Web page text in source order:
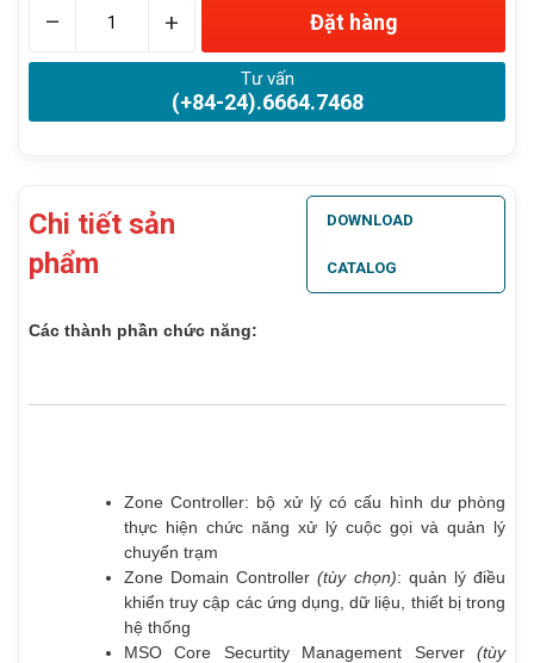
– + Đặt hàng
Tư vấn
(+84-24).6664.7468
Chi tiết sản
phẩm
DOWNLOAD
CATALOG
Các thành phần chức năng:
Zone Controller: bộ xử lý có cấu hình dư phòng
thực hiện chức năng xử lý cuộc gọi và quản lý
chuyển trạm
Zone Domain Controller(tùy chọn): quản lý điều
khiển truy cập các ứng dụng, dữ liệu, thiết bị trong
hệ thống
MSO Core Securtity Management Server (tùy